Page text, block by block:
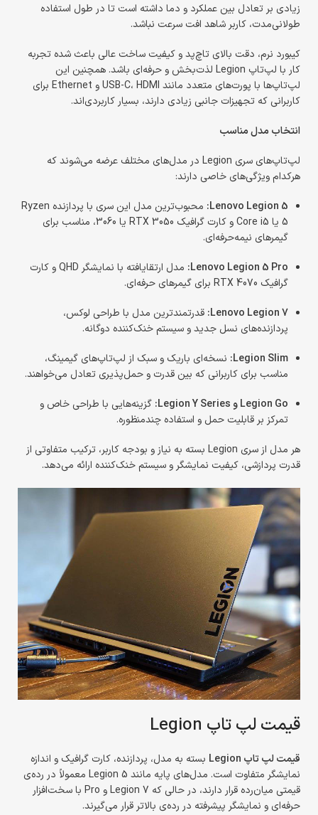
زیادی بر تعادل بین عملکرد و دما داشته است تا در طول استفاده
طولانی‌مدت، کاربر شاهد افت سرعت نباشد.
کیبورد نرم، دقت بالای تاچ‌پد و کیفیت ساخت عالی باعث شده تجربه
کار با لپ‌تاپ Legion لذت‌بخش و حرفه‌ای باشد. همچنین این
لپ‌تاپ‌ها با پورت‌های متعدد مانند USB-C، HDMI و Ethernet برای
کاربرانی که تجهیزات جانبی زیادی دارند، بسیار کاربردی‌اند.
انتخاب مدل مناسب
لپ‌تاپ‌های سری Legion در مدل‌های مختلف عرضه می‌شوند که
هرکدام ویژگی‌های خاصی دارند:
Lenovo Legion 5:
محبوب‌ترین مدل این سری با پردازنده Ryzen
5 یا Core i5 و کارت گرافیک RTX 3050 یا 3060، مناسب برای
گیمرهای نیمه‌حرفه‌ای.
Lenovo Legion 5 Pro:
مدل ارتقایافته با نمایشگر QHD و کارت
گرافیک RTX 4070 برای گیمرهای حرفه‌ای.
Lenovo Legion 7: قدرتمندترین مدل با طراحی لوکس،
پردازنده‌های نسل جدید و سیستم خنک‌کننده دوگانه.
Legion Slim: نسخه‌ای باریک و سبک از لپ‌تاپ‌های گیمینگ،
مناسب برای کاربرانی که بین قدرت و حمل‌پذیری تعادل می‌خواهند.
Legion Go و Legion Y Series:
گزینه‌هایی با طراحی خاص و
تمرکز بر قابلیت حمل و استفاده چندمنظوره.
هر مدل از سری Legion بسته به نیاز و بودجه کاربر، ترکیب متفاوتی از
قدرت پردازشی، کیفیت نمایشگر و سیستم خنک‌کننده ارائه می‌دهد.
قیمت لپ تاپ Legion
قیمت لپ تاپ Legion
بسته به مدل، پردازنده، کارت گرافیک و اندازه
نمایشگر متفاوت است. مدل‌های پایه مانند Legion 5 معمولاً در رده‌ی
قیمتی میان‌رده قرار دارند، در حالی که Legion 7 و Pro با سخت‌افزار
حرفه‌ای و نمایشگر پیشرفته در رده‌ی بالاتر قرار می‌گیرند.